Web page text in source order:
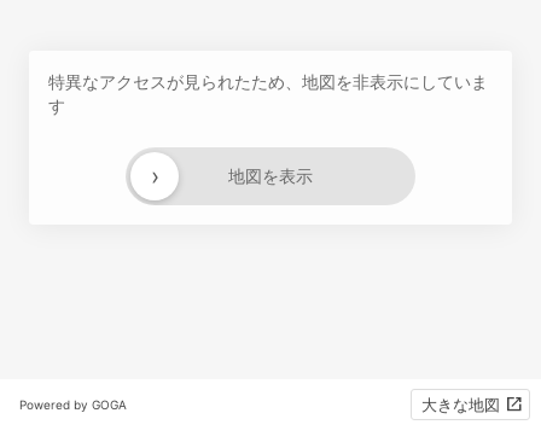
特異なアクセスが見られたため、地図を非表示にしていま
す
地図を表示
›
Powered by GOGA 大きな地図